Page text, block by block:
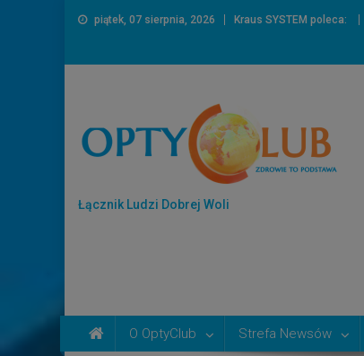
piątek, 07 sierpnia, 2026 Kraus SYSTEM poleca:
Łącznik Ludzi Dobrej Woli
O OptyClub Strefa Newsów